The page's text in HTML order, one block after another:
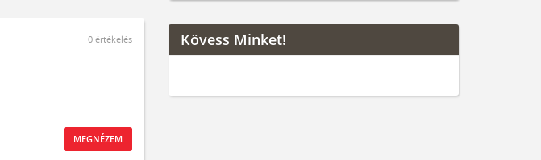
0 értékelés
MEGNÉZEM
Kövess Minket!